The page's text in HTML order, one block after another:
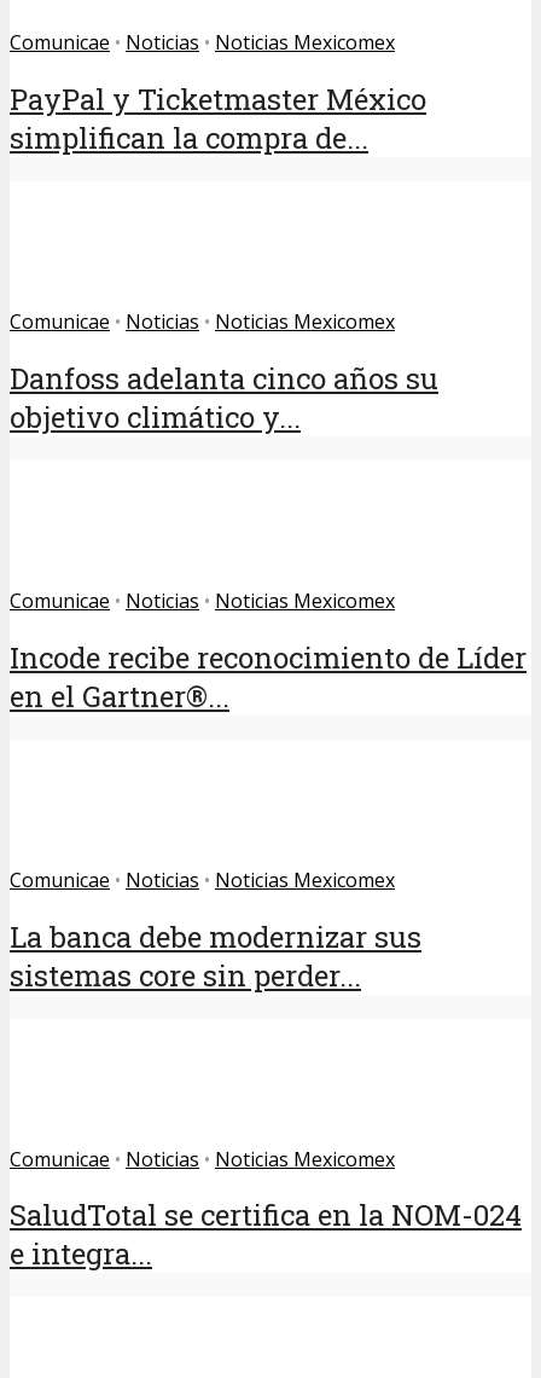
Comunicae • Noticias • Noticias Mexicomex
PayPal y Ticketmaster México
simplifican la compra de...
Comunicae • Noticias • Noticias Mexicomex
Danfoss adelanta cinco años su
objetivo climático y...
Comunicae • Noticias • Noticias Mexicomex
Incode recibe reconocimiento de Líder
en el Gartner®...
Comunicae • Noticias • Noticias Mexicomex
La banca debe modernizar sus
sistemas core sin perder...
Comunicae • Noticias • Noticias Mexicomex
SaludTotal se certifica en la NOM-024
e integra...